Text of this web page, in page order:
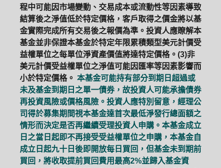
程中可能因市場變動、交易成本或流動性等因素導致
結算後之淨值低於特定價格，客戶取得之價金將以基
金實際完成所有交易後之報價為準。投資人應瞭解本
基金並非保證本基金於特定年限累積類型美元計價受
益權單位之每單位淨資產價值將達特定價格。(3)非
美元計價受益權單位之淨值可能因匯率等因素影響而
小於特定價格。 本基金可能持有部分到期日超過或
未及基金到期日之單一債券，故投資人可能承擔債券
再投資風險或價格風險。投資人應特別留意，經理公
司得於募集期間視本基金達首次最低淨發行總面額之
情形而決定是否再繼續受理投資人申購。本基金成立
日之當日起即不再接受受益權單位之申購，本基金自
成立日起九十日後即開放每日買回，但基金未到期前
買回，將收取提前買回費用最高2%並歸入基金資